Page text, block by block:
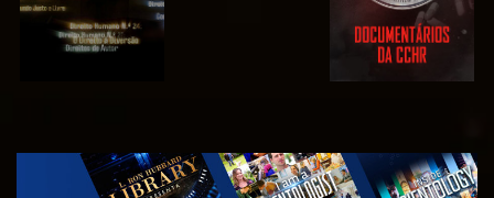
VER
EXPLORAR A
SÉRIE